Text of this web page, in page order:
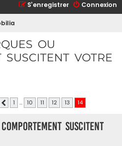
Connexion
S’enregistrer
OU
VOTRE
14 sur14
Précédente
1 … 10 11 12 13 14
suscitent